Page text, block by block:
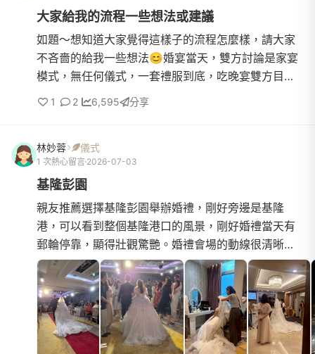
大家給我的流程一些想法或建議
如題～想知道大家覺得這樣子的流程怎麼樣，請大家
不吝嗇的給我一些想法😊婚宴當天，雙方討論是家宴
模式，無任何儀式，一套禮服到底，吃晚宴雙方目前
討論下來的流程是這樣的～我們不收禮，打算一起站
1 2 6,595 分享
林妙蓉 儀式
1 次熱心留言 2026-07-03
基隆彭園
親友推薦選擇基隆彭園舉辦婚禮，剛好旁邊是基隆
港，可以看到整個基隆港口的風景，剛好婚禮當天有
郵輪停靠，顯得壯觀驚艷。婚禮會場的動線很清晰明
瞭，讓來賓可以清楚知道婚禮會場該怎麼走，宴會廳
在五樓華貴廳，可以...